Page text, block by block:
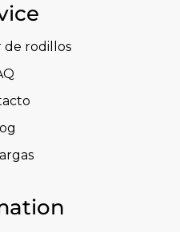
de rodillos